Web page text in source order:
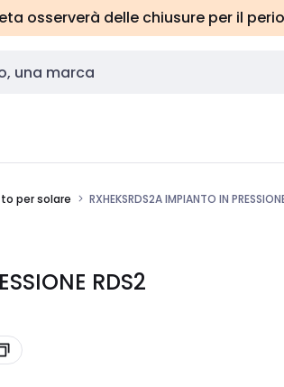
osserverà delle chiusure per il
per solare RXHEKSRDS2A IMPIANTO IN
RDS2